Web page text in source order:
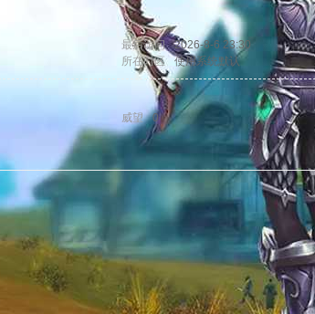
最后访问
2026-8-6 23:30
所在时区 使用系统默认
威望
0